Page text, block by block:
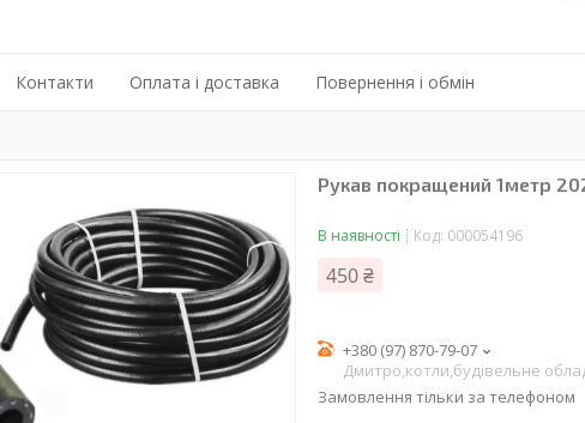
Контакти Оплата і доставка Повернення і обмін
Рукав покращений 1метр
В наявності Код: 000054196
450 ₴
+380 (97) 870-79-07
Дмитро,котли,будівельне
Замовлення тільки за телефоном